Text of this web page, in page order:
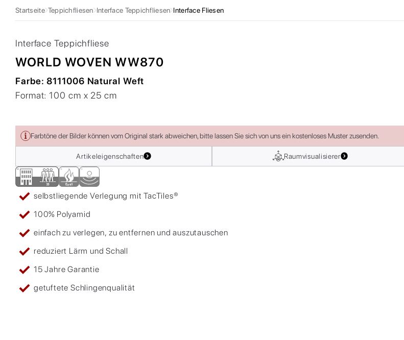
Startseite Teppichfliesen Interface Teppichfliesen Interface Fliesen
Interface Teppichfliese
WORLD WOVEN WW870
Farbe:8111006 Natural Weft
Format:100 cm x 25 cm
Farbtöne der Bilder können vom Original stark abweichen, bitte lassen Sie sich von uns ein kostenloses Muster zusenden.
Artikeleigenschaften Raumvisualisierer
selbstliegende Verlegung mit TacTiles®
100% Polyamid
einfach zu verlegen, zu entfernen und auszutauschen
reduziert Lärm und Schall
15 Jahre Garantie
getuftete Schlingenqualität